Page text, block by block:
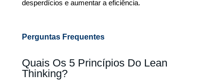
desperdícios e aumentar a eficiência.
Perguntas Frequentes
Quais Os 5 Princípios Do Lean
Thinking?